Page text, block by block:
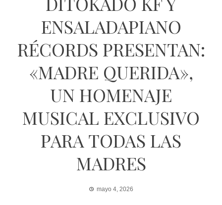
ENSALADAPIANO
RÉCORDS PRESENTAN:
«MADRE QUERIDA»,
UN HOMENAJE
MUSICAL EXCLUSIVO
PARA TODAS LAS
MADRES
mayo 4, 2026